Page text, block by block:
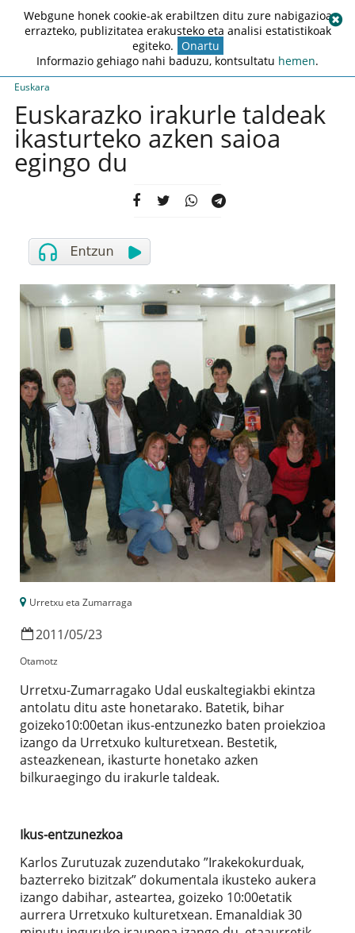
Euskara
Euskarazko irakurle taldeak
ikasturteko azken saioa
egingo du
Urretxu eta Zumarraga
2011/05/23
Otamotz
Urretxu-Zumarragako Udal euskaltegiakbi ekintza
antolatu ditu aste honetarako. Batetik, bihar
goizeko10:00etan ikus-entzunezko baten proiekzioa
izango da Urretxuko kulturetxean. Bestetik,
asteazkenean, ikasturte honetako azken
bilkuraegingo du irakurle taldeak.
Ikus-entzunezkoa
Karlos Zurutuzak zuzendutako ”Irakekokurduak,
bazterreko bizitzak” dokumentala ikusteko aukera
izango dabihar, asteartea, goizeko 10:00etatik
aurrera Urretxuko kulturetxean. Emanaldiak 30
Webgune honek cookie-ak erabiltzen ditu zure nabigazioa
errazteko, publizitatea erakusteko eta analisi estatistikoak
egiteko. Onartu
Informazio gehiago nahi baduzu, kontsultatu hemen.